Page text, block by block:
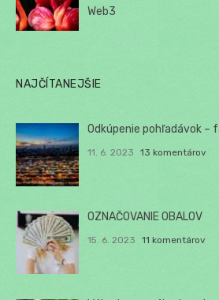
Web3
NAJČÍTANEJŠIE
Odkúpenie pohľadávok
11. 6. 2023 13 komentárov
OZNAČOVANIE OBALOV
15. 6. 2023 11 komentárov